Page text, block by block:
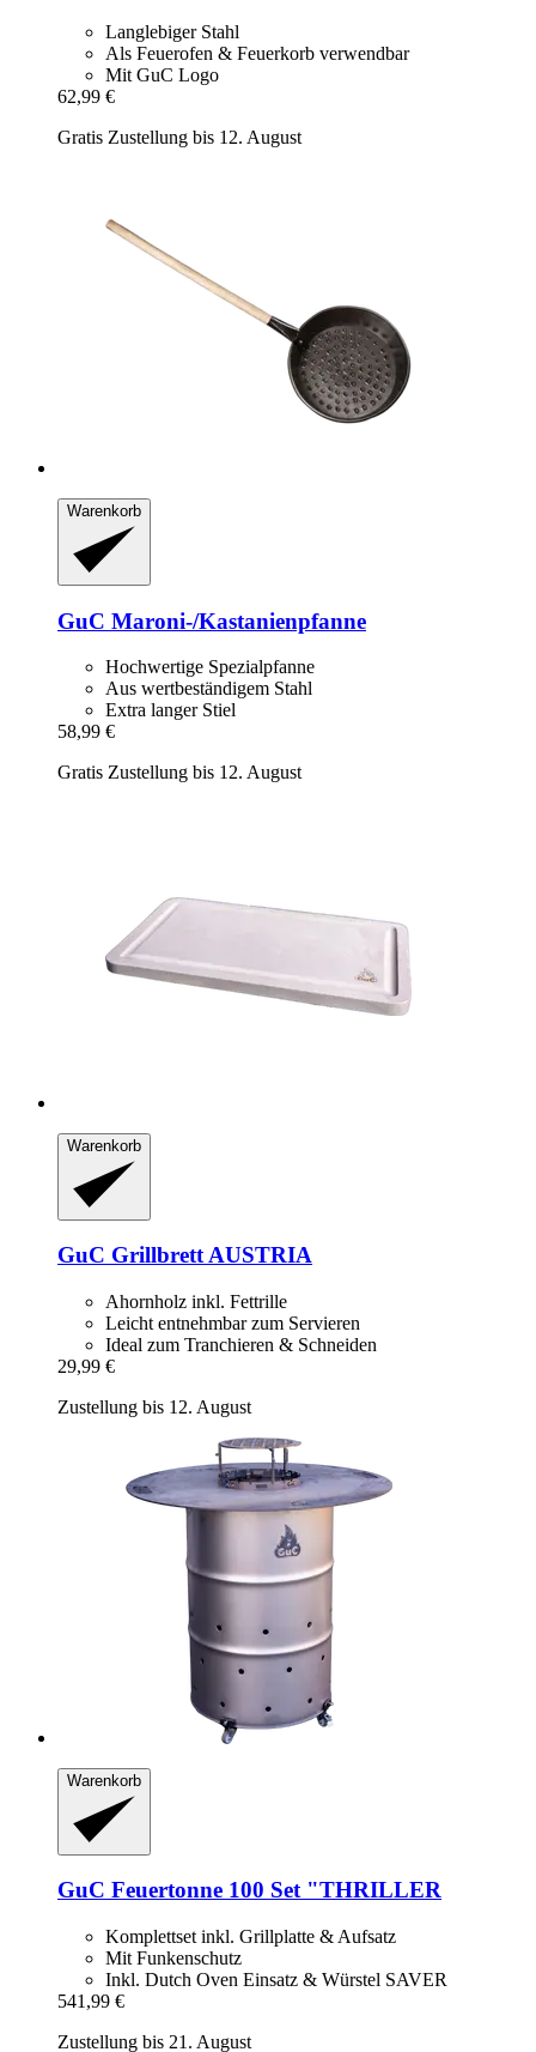
Langlebiger Stahl
Als Feuerofen & Feuerkorb verwendbar
Mit GuC Logo
62,99 €
Gratis Zustellung bis 12. August
Warenkorb
GuC Maroni-​/Kastanienpfanne
Hochwertige Spezialpfanne
Aus wertbeständigem Stahl
Extra langer Stiel
58,99 €
Gratis Zustellung bis 12. August
Warenkorb
GuC Grillbrett AUSTRIA
Ahornholz inkl. Fettrille
Leicht entnehmbar zum Servieren
Ideal zum Tranchieren & Schneiden
29,99 €
Zustellung bis 12. August
Warenkorb
GuC Feuertonne 100 Set "THRILLER
Komplettset inkl. Grillplatte & Aufsatz
Mit Funkenschutz
Inkl. Dutch Oven Einsatz & Würstel SAVER
541,99 €
Zustellung bis 21. August